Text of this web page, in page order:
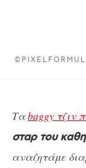
Ταbaggy τζιν
σταρ του
αναζητάμε